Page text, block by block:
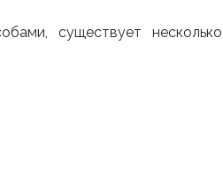
существует несколько